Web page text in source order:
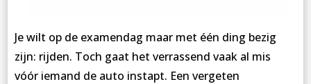
Je wilt op de examendag maar met één ding bezig
zijn: rijden. Toch gaat het verrassend vaak al mis
vóór iemand de auto instapt. Een vergeten